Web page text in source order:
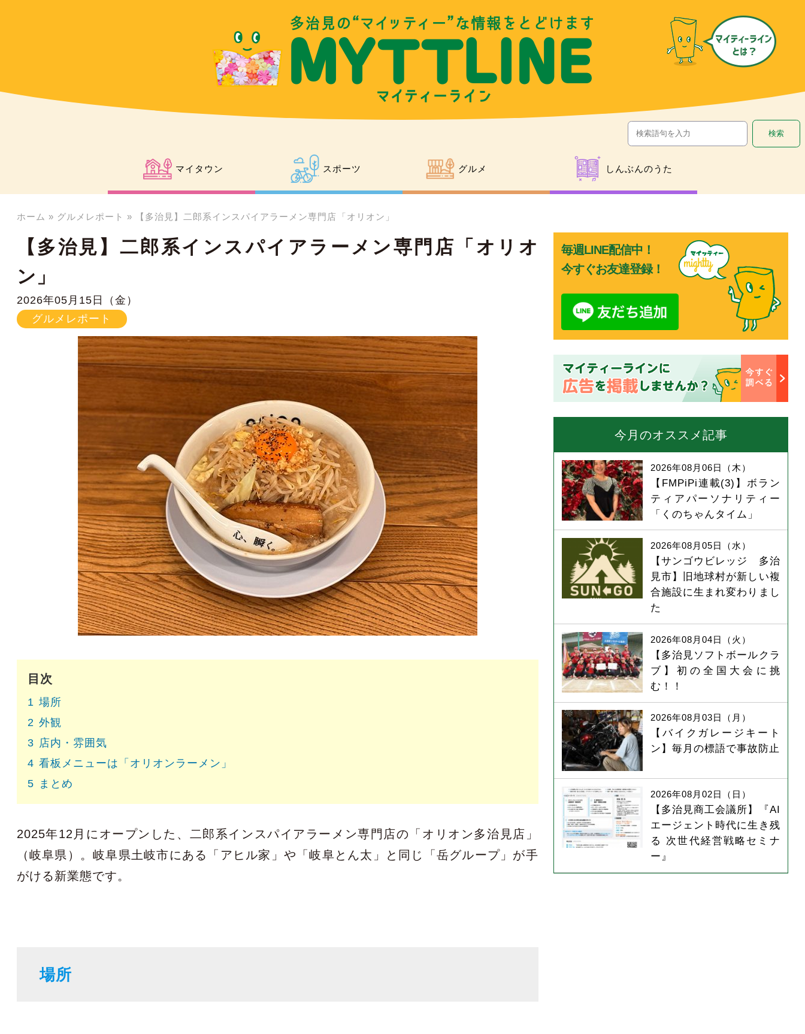
マイタウン スポーツ グルメ しんぶんのうた
ホーム » グルメレポート » 【多治見】二郎系インスパイアラーメン専門店「オリオン」
【多治見】二郎系インスパイアラーメン専門店「オリオ
ン」
2026年05月15日（金）
グルメレポート
目次
1 場所
2 外観
3 店内・雰囲気
4 看板メニューは「オリオンラーメン」
5
まとめ
2025年12月にオープンした、二郎系インスパイアラーメン専門店の「オリオン多治見店」
（岐阜県）。岐阜県土岐市にある「アヒル家」や「岐阜とん太」と同じ「岳グループ」が手
がける新業態です。
場所
毎週LINE配信中！
今すぐお友達登録！
今月のオススメ記事
【FMPiPi連載(3)】ボラン
ティアパーソナリティー
「くのちゃんタイム」
2026年08月06日（木）
【サンゴウビレッジ 多治
見市】旧地球村が新しい複
合施設に生まれ変わりまし
た
2026年08月05日（水）
【多治見ソフトボールクラ
ブ】初の全国大会に挑
む！！
2026年08月04日（火）
【バイクガレージキート
ン】毎月の標語で事故防止
2026年08月03日（月）
【多治見商工会議所】『AI
エージェント時代に生き残
る 次世代経営戦略セミナ
ー』
2026年08月02日（日）